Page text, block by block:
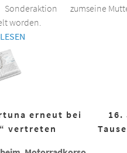
zum
worden.
seine
erneut bei
vertreten
16.